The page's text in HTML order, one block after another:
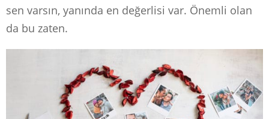
sen varsın, yanında en değerlisi var. Önemli olan
da bu zaten.